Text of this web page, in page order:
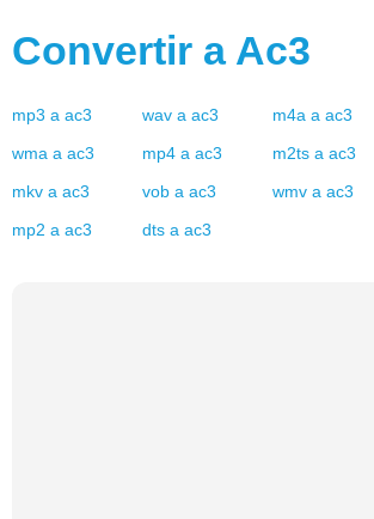
Convertir a Ac3
mp3 a ac3 wav a ac3 m4a a ac3
wma a ac3 mp4 a ac3 m2ts a ac3
mkv a ac3 vob a ac3 wmv a ac3
mp2 a ac3 dts a ac3